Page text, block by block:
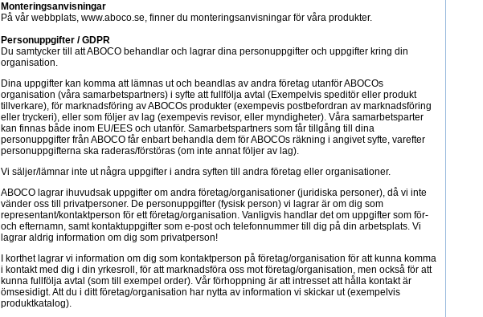
Monteringsanvisningar
På vår webbplats, www.aboco.se, finner du monteringsanvisningar för våra produkter.
Personuppgifter / GDPR
Du samtycker till att ABOCO behandlar och lagrar dina personuppgifter och uppgifter kring din
organisation.
Dina uppgifter kan komma att lämnas ut och beandlas av andra företag utanför ABOCOs
organisation (våra samarbetspartners) i syfte att fullfölja avtal (Exempelvis speditör eller produkt
tillverkare), för marknadsföring av ABOCOs produkter (exempevis postbefordran av marknadsföring
eller tryckeri), eller som följer av lag (exempevis revisor, eller myndigheter). Våra samarbetsparter
kan finnas både inom EU/EES och utanför. Samarbetspartners som får tillgång till dina
personuppgifter från ABOCO får enbart behandla dem för ABOCOs räkning i angivet syfte, varefter
personuppgifterna ska raderas/förstöras (om inte annat följer av lag).
Vi säljer/lämnar inte ut några uppgifter i andra syften till andra företag eller organisationer.
ABOCO lagrar ihuvudsak uppgifter om andra företag/organisationer (juridiska personer), då vi inte
vänder oss till privatpersoner. De personuppgifter (fysisk person) vi lagrar är om dig som
representant/kontaktperson för ett företag/organisation. Vanligvis handlar det om uppgifter som för-
och efternamn, samt kontaktuppgifter som e-post och telefonnummer till dig på din arbetsplats. Vi
lagrar aldrig information om dig som privatperson!
I korthet lagrar vi information om dig som kontaktperson på företag/organisation för att kunna komma
i kontakt med dig i din yrkesroll, för att marknadsföra oss mot företag/organisation, men också för att
kunna fullfölja avtal (som till exempel order). Vår förhoppning är att intresset att hålla kontakt är
ömsesidigt. Att du i ditt företag/organisation har nytta av information vi skickar ut (exempelvis
produktkatalog).